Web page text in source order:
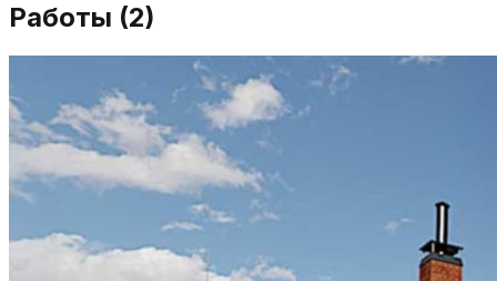
Работы (2)